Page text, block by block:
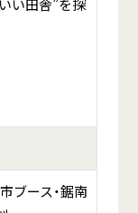
い田舎”を探
ブース・鋸南